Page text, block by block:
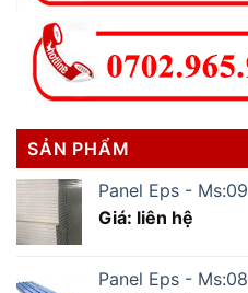
SẢN PHẨM
Panel Eps - Ms:09
Giá: liên hệ
Panel Eps - Ms:08